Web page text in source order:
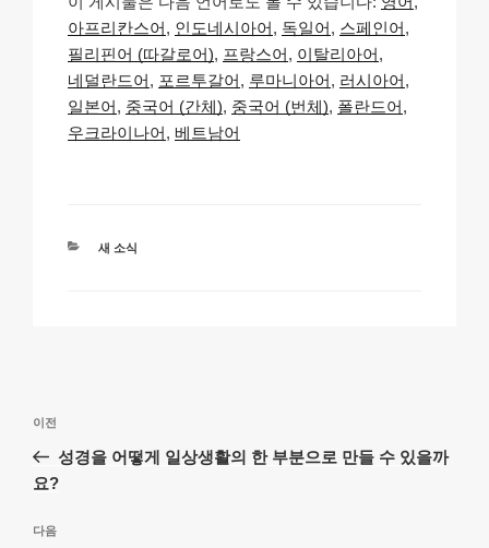
p
y
Li
n
ail c
e
b
o
at
s
A
p
a
p
c
h
ar
e
아프리칸스어
인도네시아어 독일어
스페인어
필리핀어 (따갈로어)
프랑스어
이탈리아어
네덜란드어
포르투갈어 루마니아어
러시아어
일본어
중국어 (간체) 중국어 (번체) 폴란드어
우크라이나어 베트남어
카
새 소식
색
이
전
글
이전
성경을 어떻게 일상생활의 한 부분으로 만들 수 있을까
요?
다
다음